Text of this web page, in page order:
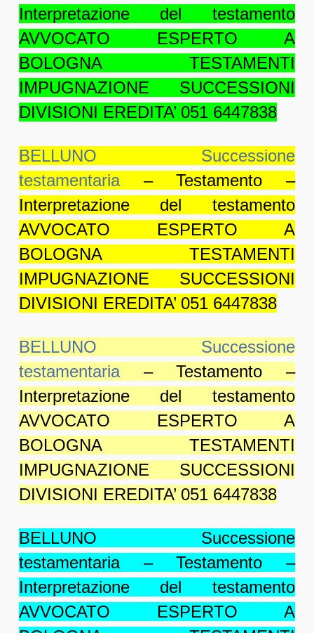
Interpretazione del testamento
AVVOCATO ESPERTO A
BOLOGNA TESTAMENTI
IMPUGNAZIONE SUCCESSIONI
DIVISIONI EREDITA’ 051 6447838
BELLUNO Successione
testamentaria– Testamento –
Interpretazione del testamento
AVVOCATO ESPERTO A
BOLOGNA TESTAMENTI
IMPUGNAZIONE SUCCESSIONI
DIVISIONI EREDITA’ 051 6447838
BELLUNO Successione
testamentaria– Testamento –
Interpretazione del testamento
AVVOCATO ESPERTO A
BOLOGNA TESTAMENTI
IMPUGNAZIONE SUCCESSIONI
DIVISIONI EREDITA’ 051 6447838
BELLUNO Successione
testamentaria – Testamento –
Interpretazione del testamento
AVVOCATO ESPERTO A